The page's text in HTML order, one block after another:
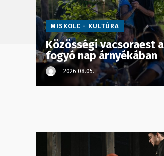
MISKOLC - KULTÚRA
Közösségi vacsoraest a
fogyó nap árnyékában
2026.08.05.